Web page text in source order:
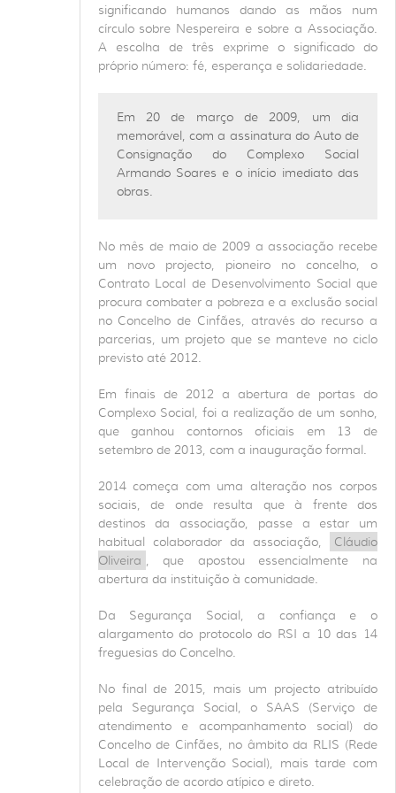
significando humanos dando as mãos num
círculo sobre Nespereira e sobre a Associação.
A escolha de três exprime o significado do
próprio número: fé, esperança e solidariedade.
Em 20 de março de 2009, um dia
memorável, com a assinatura do Auto de
Consignação do Complexo Social
Armando Soares e o início imediato das
obras.
No mês de maio de 2009 a associação recebe
um novo projecto, pioneiro no concelho, o
Contrato Local de Desenvolvimento Social que
procura combater a pobreza e a exclusão social
no Concelho de Cinfães, através do recurso a
parcerias, um projeto que se manteve no ciclo
previsto até 2012.
Em finais de 2012 a abertura de portas do
Complexo Social, foi a realização de um sonho,
que ganhou contornos oficiais em 13 de
setembro de 2013, com a inauguração formal.
2014 começa com uma alteração nos corpos
sociais, de onde resulta que à frente dos
destinos da associação, passe a estar um
habitual colaborador da associação,
Cláudio
Oliveira , que apostou essencialmente na
abertura da instituição à comunidade.
Da Segurança Social, a confiança e o
alargamento do protocolo do RSI a 10 das 14
freguesias do Concelho.
No final de 2015, mais um projecto atribuído
pela Segurança Social, o SAAS (Serviço de
atendimento e acompanhamento social) do
Concelho de Cinfães, no âmbito da RLIS (Rede
Local de Intervenção Social), mais tarde com
celebração de acordo atípico e direto.